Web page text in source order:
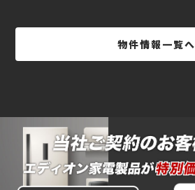
物件情報一覧へ